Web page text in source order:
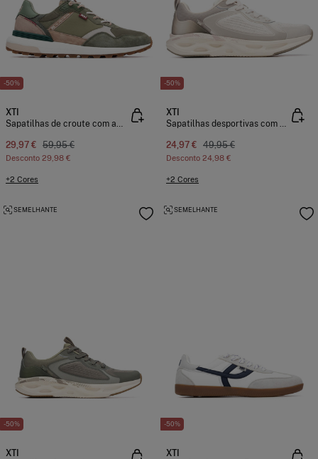
-50%
XTI
Sapatilhas de croute com amortecimento
29,97 € 59,95 €
Desconto 29,98 €
+2 Cores
-50%
XTI
Sapatilhas desportivas com amortecimento
24,97 € 49,95 €
Desconto 24,98 €
+2 Cores
-50%
SEMELHANTE
XTI
-50%
SEMELHANTE
XTI